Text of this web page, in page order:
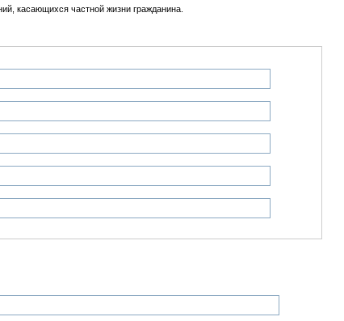
касающихся частной жизни гражданина.